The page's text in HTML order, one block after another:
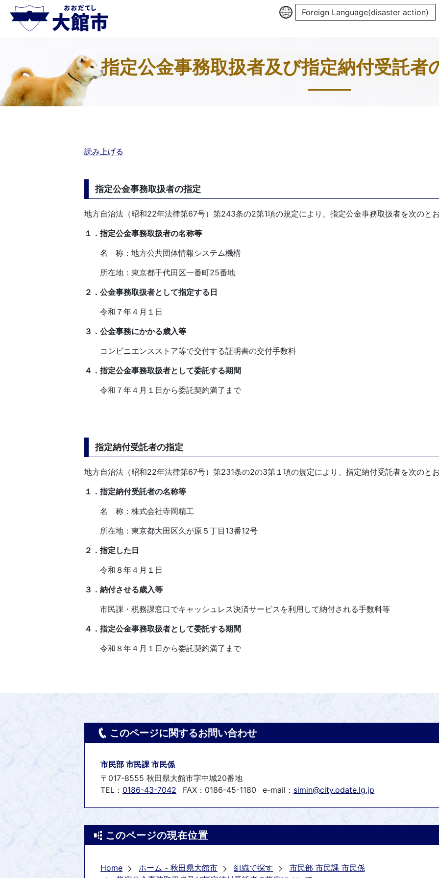
Foreign Language(disaster action)
指定公金事務取扱者及び指定納付受託者
読み上げる
指定公金事務取扱者の指定
地方自治法（昭和22年法律第67号）第243条の2第1項の規定により、指定公金事務取扱者を次のとお
１．指定公金事務取扱者の名称等
名 称：地方公共団体情報システム機構
所在地：東京都千代田区一番町25番地
２．公金事務取扱者として指定する日
令和７年４月１日
３．公金事務にかかる歳入等
コンビニエンスストア等で交付する証明書の交付手数料
４．指定公金事務取扱者として委託する期間
令和７年４月１日から委託契約満了まで
指定納付受託者の指定
地方自治法（昭和22年法律第67号）第231条の2の3第１項の規定により、指定納付受託者を次のとお
１．指定納付受託者の名称等
名 称：株式会社寺岡精工
所在地：東京都大田区久が原５丁目13番12号
２．指定した日
令和８年４月１日
３．納付させる歳入等
市民課・税務課窓口でキャッシュレス決済サービスを利用して納付される手数料等
４．指定公金事務取扱者として委託する期間
令和８年４月１日から委託契約満了まで
このページに関するお問い合わせ
市民部 市民課 市民係
〒017-8555 秋田県大館市字中城20番地
TEL： 0186-43-7042 FAX：0186-45-1180 e-mail： simin@city.odate.lg.jp
このページの現在位置
Home ホーム - 秋田県大館市 組織で探す
市民部 市民課 市民係